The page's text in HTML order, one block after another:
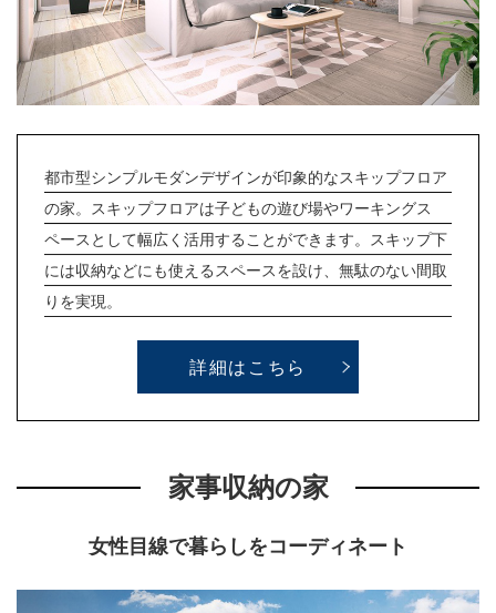
都市型シンプルモダンデザインが印象的なスキップフロア
の家。スキップフロアは子どもの遊び場やワーキングス
ペースとして幅広く活用することができます。スキップ下
には収納などにも使えるスペースを設け、無駄のない間取
りを実現。
詳細はこちら
家事収納の家
女性目線で暮らしをコーディネート